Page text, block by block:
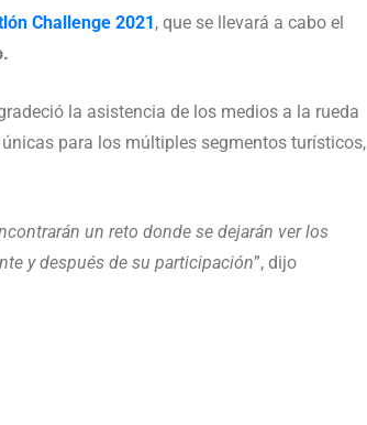
Challenge 2021, que se llevará a cabo el
la asistencia de los medios a la rueda
para los múltiples segmentos turísticos,
un reto donde se dejarán ver los
y después de su participación”, dijo